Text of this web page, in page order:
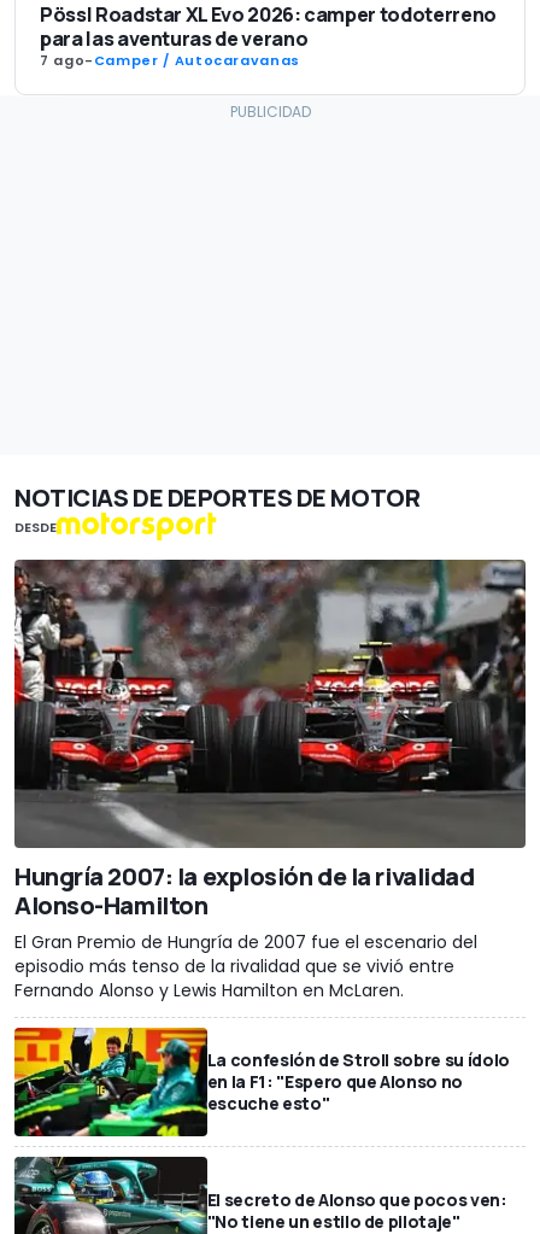
Pössl Roadstar XL Evo 2026: camper todoterreno
para las aventuras de verano
7 ago-Camper / Autocaravanas
NOTICIAS DE DEPORTES DE MOTOR
DESDE
Hungría 2007: la explosión de la rivalidad
Alonso-Hamilton
El Gran Premio de Hungría de 2007 fue el escenario del
episodio más tenso de la rivalidad que se vivió entre
Fernando Alonso y Lewis Hamilton en McLaren.
La confesión de Stroll sobre su ídolo
en la F1: "Espero que Alonso no
escuche esto"
El secreto de Alonso que pocos ven:
"No tiene un estilo de pilotaje"